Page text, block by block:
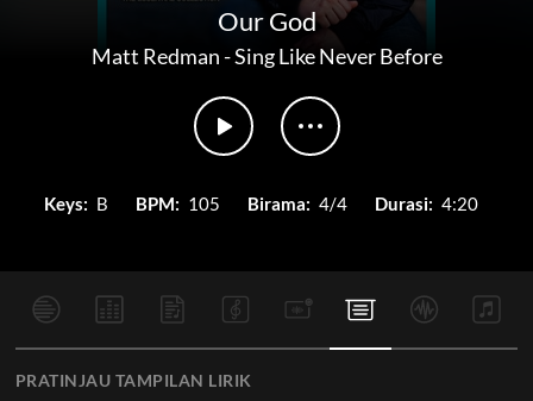
Our God
Matt Redman-Sing Like Never Before
Keys: B BPM: 105 Birama: 4/4 Durasi: 4:20
PRATINJAU TAMPILAN LIRIK